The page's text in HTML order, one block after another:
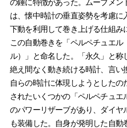
の錘に特徴があった。ムーブメン
は、懐中時計の垂直姿勢を考慮に
下動を利用して巻き上げる仕組み
この自動巻きを「ペルペチュエル
ル）」と命名した。「永久」と称
絶え間なく動き続ける時計、言い
自らの時計に体現しようとしたの
されたいくつかの「ペルペチュエ
のパワーリザーブがあり、ダイヤ
も装備した。自身が発明した自動